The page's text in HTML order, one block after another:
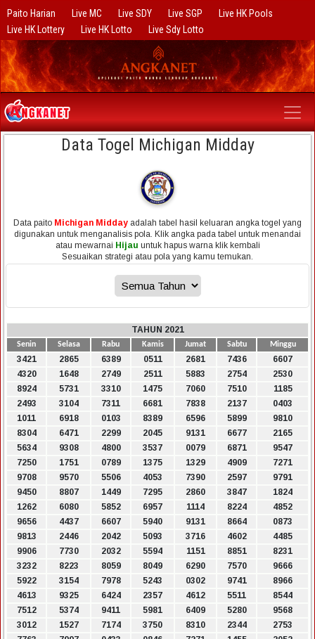
Paito Harian Live MC Live SDY Live SGP
Live HK Pools
Live HK Lottery
Live HK Lotto Live Sdy Lotto
Data Togel Michigan Midday
Data paito Michigan Midday adalah tabel hasil keluaran angka togel yang
digunakan untuk menganalisis pola. Klik angka pada tabel untuk menandai
atau mewarnai Hijau untuk hapus warna klik kembali
Sesuaikan strategi atau pola yang kamu temukan.
TAHUN 2021
Senin Selasa Rabu Kamis Jumat Sabtu Minggu
3421 2865 6389 0511 2681 7436
6607
4320
1648 2749 2511 5883 2754
2530
8924
5731 3310 1475 7060 7510
1185
2493
3104 7311 6681 7838 2137
0403
1011
6918 0103 8389 6596 5899
9810
8304
6471 2299 2045 9131 6677
2165
5634
9308 4800 3537 0079 6871
9547
7250
1751 0789 1375 1329 4909
7271
9708
9570 5506 4053 7390 2597
9791
9450
8807 1449 7295 2860 3847
1824
1262
6080 5852 6957 1114 8224
4852
9656
4437 6607 5940 9131 8664
0873
9813
2446 2042 5093 3716 4602
4485
9906
7730 2032 5594 1151 8851
8231
3232
8223 8059 8049 6290 7570
9666
5922
3154 7978 5243 0302 9741
8966
4613
9325 6424 2357 4612 5511
8544
7512
5374 9411 5981 6409 5280
9568
3012
1527 7174 3750 8310 2344
2753